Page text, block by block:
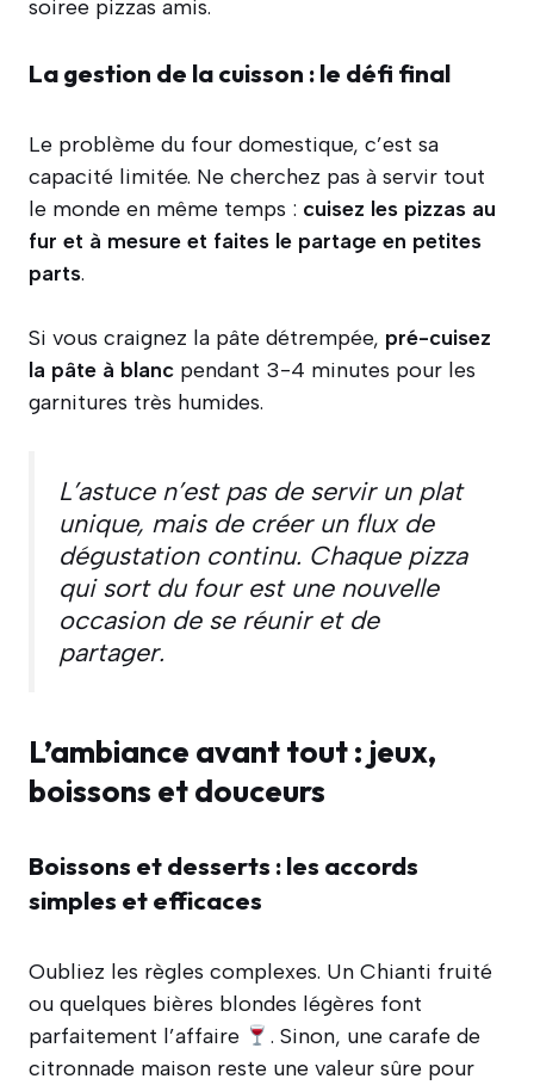
soiree pizzas amis.
La gestion de la cuisson : le défi final
Le problème du four domestique, c’est sa
capacité limitée. Ne cherchez pas à servir tout
le monde en même temps : cuisez les pizzas au
fur et à mesure et faites le partage en petites
parts.
Si vous craignez la pâte détrempée, pré-cuisez
la pâte à blanc pendant 3-4 minutes pour les
garnitures très humides.
L’astuce n’est pas de servir un plat
unique, mais de créer un flux de
dégustation continu. Chaque pizza
qui sort du four est une nouvelle
occasion de se réunir et de
partager.
L’ambiance avant tout : jeux,
boissons et douceurs
Boissons et desserts : les accords
simples et efficaces
Oubliez les règles complexes. Un Chianti fruité
ou quelques bières blondes légères font
parfaitement l’affaire
. Sinon, une carafe de
citronnade maison reste une valeur sûre pour